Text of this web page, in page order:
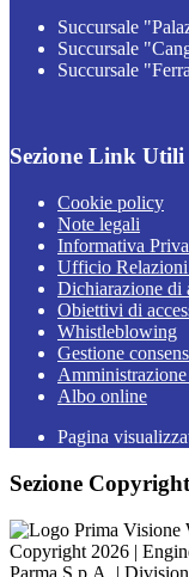
Succursale
Succursale
Succursale
Sezione Link Utili
Cookie policy
Note legali
Informativa
Ufficio
Dichiarazione di
Obiettivi di
Whistleblowing
Gestione
Amministrazione
Albo online
Pagina
Sezione Copyright
Copyright 2026 |
Parma S.p.A. |